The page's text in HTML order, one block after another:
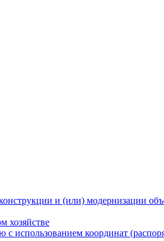
и (или) модернизации
хозяйстве
использованием координат